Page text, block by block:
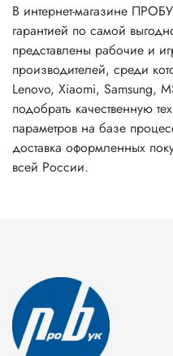
В интернет-магазине
гарантией по самой
представлены рабочие и
производителей, среди
Lenovo, Xiaomi, Samsung,
подобрать качественную
параметров на базе
доставка оформленных
всей России.